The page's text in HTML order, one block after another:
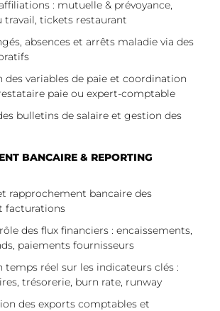
: mutuelle & prévoyance,
travail, tickets restaurant
absences et arrêts maladie via des
des variables de paie et coordination
paie ou expert-comptable
bulletins de salaire et gestion des
BANCAIRE & REPORTING
rapprochement bancaire des
facturations
des flux financiers : encaissements,
paiements fournisseurs
temps réel sur les indicateurs clés :
trésorerie, burn rate, runway
des exports comptables et